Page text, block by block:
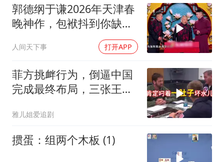
郭德纲于谦2026年天津春
晚神作，包袱抖到你缺氧
人间天下事 打开APP
菲方挑衅行为，倒逼中国
完成最终布局，三张王牌
雅儿姐爱追剧
掼蛋：组两个木板 (1)